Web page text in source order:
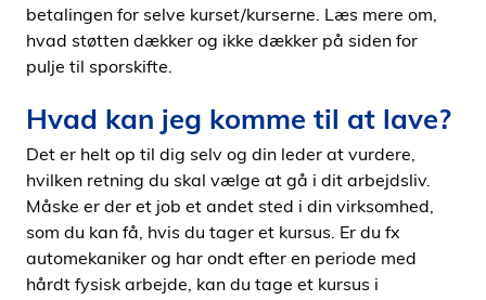
betalingen for selve kurset/kurserne. Læs mere om,
hvad støtten dækker og ikke dækker på siden for
pulje til sporskifte.
Hvad kan jeg komme til at lave?
Det er helt op til dig selv og din leder at vurdere,
hvilken retning du skal vælge at gå i dit arbejdsliv.
Måske er der et job et andet sted i din virksomhed,
som du kan få, hvis du tager et kursus. Er du fx
automekaniker og har ondt efter en periode med
hårdt fysisk arbejde, kan du tage et kursus i